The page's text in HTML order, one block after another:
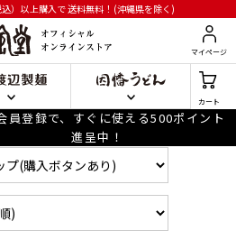
込）以上購入で送料無料！(沖縄県を除く)
マイページ
カート
員登録で、すぐに使える500ポイント
進呈中！